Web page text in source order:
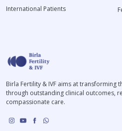
International Patients
Birla Fertility & IVF aims at transforming
through outstanding clinical outcomes,
compassionate care.